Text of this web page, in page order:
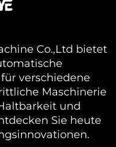
Co.,Ltd bietet
verschiedene
Maschinerie
und
Sie heute